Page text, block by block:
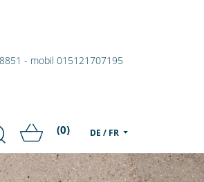
- mobil 015121707195
(0) DE / FR